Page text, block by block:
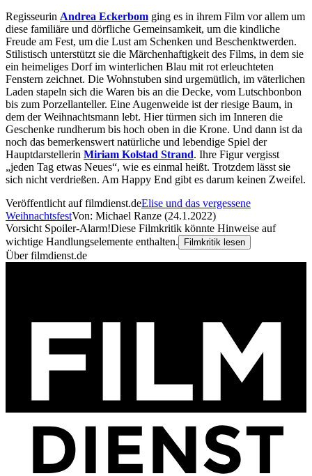
Regisseurin Andrea Eckerbom ging es in ihrem Film vor allem um
diese familiäre und dörfliche Gemeinsamkeit, um die kindliche
Freude am Fest, um die Lust am Schenken und Beschenktwerden.
Stilistisch unterstützt sie die Märchenhaftigkeit des Films, in dem sie
ein heimeliges Dorf im winterlichen Blau mit rot erleuchteten
Fenstern zeichnet. Die Wohnstuben sind urgemütlich, im väterlichen
Laden stapeln sich die Waren bis an die Decke, vom Lutschbonbon
bis zum Porzellanteller. Eine Augenweide ist der riesige Baum, in
dem der Weihnachtsmann lebt. Hier türmen sich im Inneren die
Geschenke rundherum bis hoch oben in die Krone. Und dann ist da
noch das bemerkenswert natürliche und lebendige Spiel der
Hauptdarstellerin Miriam Kolstad Strand. Ihre Figur vergisst
„jeden Tag etwas Neues“, wie es einmal heißt. Trotzdem lässt sie
sich nicht verdrießen. Am Happy End gibt es darum keinen Zweifel.
Veröffentlicht auf filmdienst.deElise und das vergessene
WeihnachtsfestVon: Michael Ranze (24.1.2022)
Vorsicht Spoiler-Alarm!Diese Filmkritik könnte Hinweise auf
wichtige Handlungselemente enthalten.
Filmkritik lesen
Über filmdienst.de